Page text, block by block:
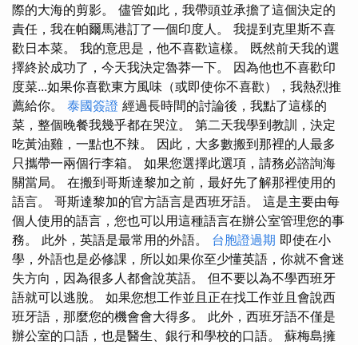
際的大海的剪影。 儘管如此，我帶頭並承擔了這個決定的
責任，我在帕爾馬港訂了一個印度人。 我提到克里斯不喜
歡日本菜。 我的意思是，他不喜歡這樣。 既然前天我的選
擇終於成功了，今天我決定魯莽一下。 因為他也不喜歡印
度菜...如果你喜歡東方風味（或即使你不喜歡），我熱烈推
薦給你。 泰國簽證 經過長時間的討論後，我點了這樣的
菜，整個晚餐我幾乎都在哭泣。 第二天我學到教訓，決定
吃黃油雞，一點也不辣。 因此，大多數搬到那裡的人最多
只攜帶一兩個行李箱。 如果您選擇此選項，請務必諮詢海
關當局。 在搬到哥斯達黎加之前，最好先了解那裡使用的
語言。 哥斯達黎加的官方語言是西班牙語。 這是主要由每
個人使用的語言，您也可以用這種語言在辦公室管理您的事
務。 此外，英語是最常用的外語。 台胞證過期 即使在小
學，外語也是必修課，所以如果你至少懂英語，你就不會迷
失方向，因為很多人都會說英語。 但不要以為不學西班牙
語就可以逃脫。 如果您想工作並且正在找工作並且會說西
班牙語，那麼您的機會會大得多。 此外，西班牙語不僅是
辦公室的口語，也是醫生、銀行和學校的口語。 蘇梅島擁